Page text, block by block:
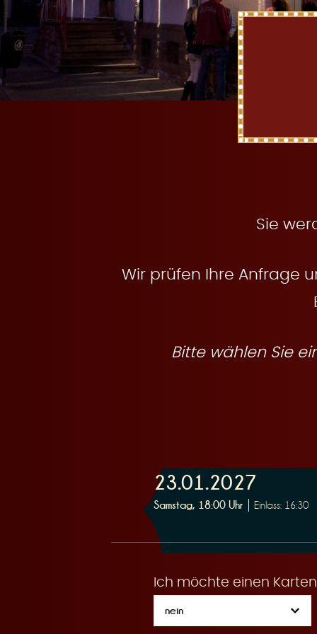
t
Sie
Wir prüfen Ihre Anfrage
Bitte wählen Sie
23.01.2027
Samstag, 18:00 Uhr Einlass: 16:30
Ich möchte einen